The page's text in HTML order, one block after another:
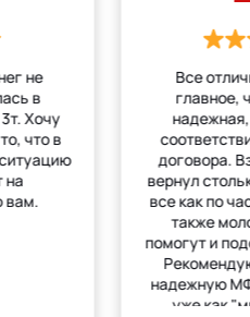
не
в
Хочу
что в
на
вам.
Все
главное,
надежная,
договора.
вернул
все как по
также
помогут и
надежную
уже как